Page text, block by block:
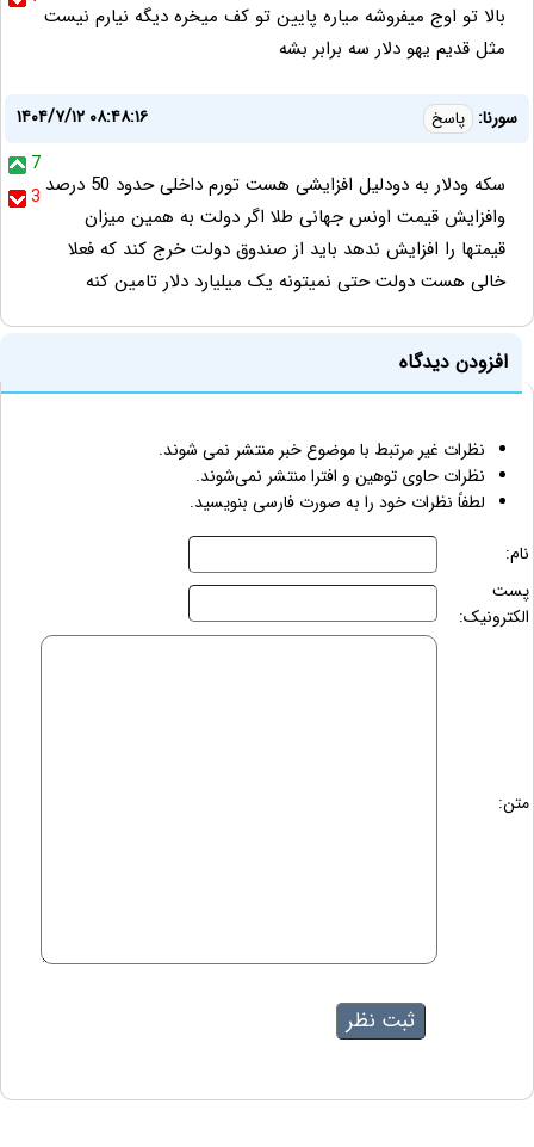
بالا تو اوج میفروشه میاره پایین تو کف میخره دیگه نیارم نیست
مثل قدیم یهو دلار سه برابر بشه
سورنا: پاسخ
۱۴۰۴/۷/۱۲ ۰۸:۴۸:۱۶
7
3 سکه ودلار به دودلیل افزایشی هست تورم داخلی حدود 50 درصد
وافزایش قیمت اونس جهانی طلا اگر دولت به همین میزان
قیمتها را افزایش ندهد باید از صندوق دولت خرج کند که فعلا
خالی هست دولت حتی نمیتونه یک میلیارد دلار تامین کنه
افزودن دیدگاه
نظرات غیر مرتبط با موضوع خبر منتشر نمی شوند.
نظرات حاوی توهین و افترا منتشر نمی‌شوند.
لطفاً نظرات خود را به صورت فارسی بنویسید.
نام:
پست
الکترونیک:
متن: